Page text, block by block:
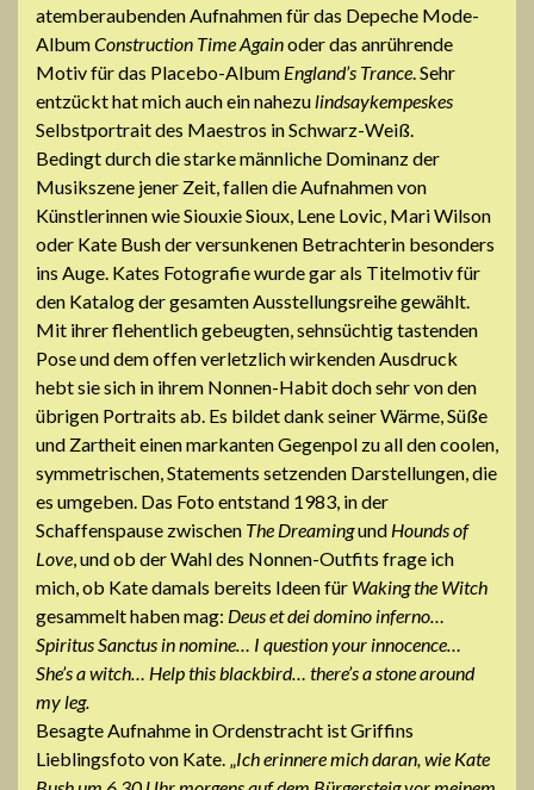
atemberaubenden Aufnahmen für das Depeche Mode-
AlbumConstruction Time Againoder das anrührende
Motiv für das Placebo-Album England’s Trance. Sehr
entzückt hat mich auch ein nahezulindsaykempeskes
Selbstportrait des Maestros in Schwarz-Weiß.
Bedingt durch die starke männliche Dominanz der
Musikszene jener Zeit, fallen die Aufnahmen von
Künstlerinnen wie Siouxie Sioux, Lene Lovic, Mari Wilson
oder Kate Bush der versunkenen Betrachterin besonders
ins Auge. Kates Fotografie wurde gar als Titelmotiv für
den Katalog der gesamten Ausstellungsreihe gewählt.
Mit ihrer flehentlich gebeugten, sehnsüchtig tastenden
Pose und dem offen verletzlich wirkenden Ausdruck
hebt sie sich in ihrem Nonnen-Habit doch sehr von den
übrigen Portraits ab. Es bildet dank seiner Wärme, Süße
und Zartheit einen markanten Gegenpol zu all den coolen,
symmetrischen, Statements setzenden Darstellungen, die
es umgeben. Das Foto entstand 1983, in der
Schaffenspause zwischen The Dreamingund Hounds of
Love, und ob der Wahl des Nonnen-Outfits frage ich
mich, ob Kate damals bereits Ideen für Waking the Witch
gesammelt haben mag: Deus et dei domino inferno…
Spiritus Sanctus in nomine… I question your innocence…
She’s a witch… Help this blackbird… there’s a stone around
my leg.
Besagte Aufnahme in Ordenstracht ist Griffins
Lieblingsfoto von Kate. „Ich erinnere mich daran, wie Kate